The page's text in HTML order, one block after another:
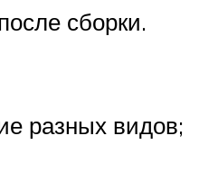
сборки.
разных видов;